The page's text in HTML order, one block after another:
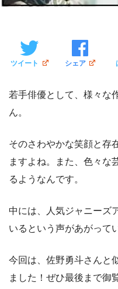
ツイート シェア
若手俳優として、様々な
ん。
そのさわやかな笑顔と存
ますよね。また、色々な
るようなんです。
中には、人気ジャニーズ
いるという声があがって
今回は、佐野勇斗さんと
ました！ぜひ最後まで御